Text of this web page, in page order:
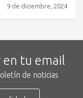
9 de diciembre, 2024
en tu email
de noticias